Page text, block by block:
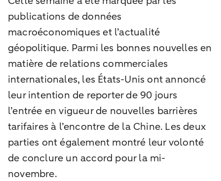
publications de données
macroéconomiques et l’actualité
géopolitique. Parmi les bonnes nouvelles en
matière de relations commerciales
internationales, les États-Unis ont annoncé
leur intention de reporter de 90 jours
l’entrée en vigueur de nouvelles barrières
tarifaires à l’encontre de la Chine. Les deux
parties ont également montré leur volonté
de conclure un accord pour la mi-
novembre.